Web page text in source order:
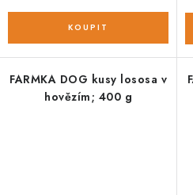
FARMKA DOG kusy lososa v
hovězím; 400 g